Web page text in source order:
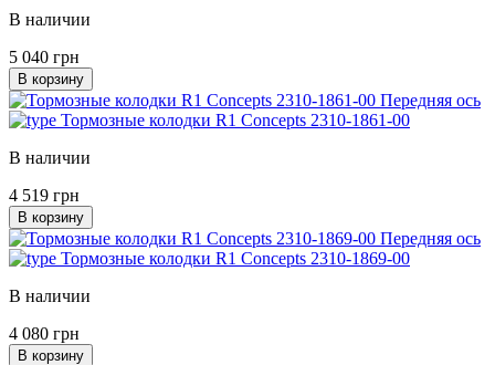
В наличии
5 040 грн
В корзину
Передняя ось
Тормозные колодки R1 Concepts 2310-1861-00
В наличии
4 519 грн
В корзину
Передняя ось
Тормозные колодки R1 Concepts 2310-1869-00
В наличии
4 080 грн
В корзину